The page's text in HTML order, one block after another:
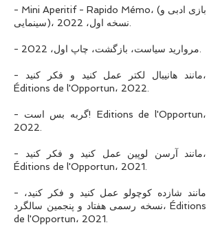
- Mini Aperitif - Rapido Mémo، (بازی ادبی و
- مانند هانیبال لکتر عمل کنید و فکر کنید،
Éditions de l'Opportun، 2022.
- گربه بس است! Editions de l'Opportun،
2022.
- مانند آرسن لوپین عمل کنید و فکر کنید،
Éditions de l'Opportun، 2021.
- مانند شازده کوچولو عمل کنید و فکر کنید،
نسخه رسمی هفتاد و پنجمین سالگرد، Éditions
de l'Opportun، 2021.